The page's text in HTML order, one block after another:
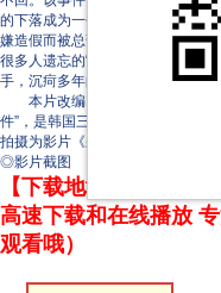
的下落成为一个难以破解的谜团
嫌造假而被总部流放至偏远的大邱
很多人遗忘的“青蛙少年失踪案”。
手，沉疴多年的案件似乎有了新的
本片改编自发生在1991年韩国
件”，是韩国三大未解谜案之一，
拍摄为影片《杀人回忆》和《那家
◎影片截图
【下载地址】本站专
高速下载和在线播放
观看哦）